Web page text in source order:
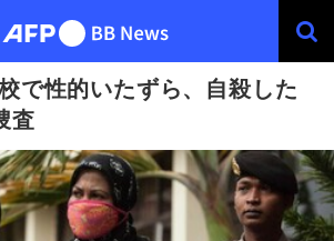
で性的いたずら、自殺した
査